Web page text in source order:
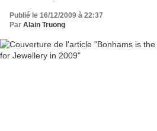
Publié le 16/12/2009 à 22:37
Par Alain Truong